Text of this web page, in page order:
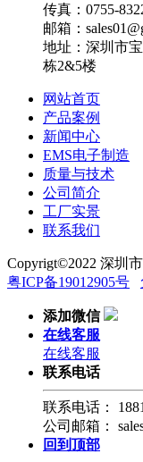
传真：0755-
邮箱：
地址：深圳市
栋2&5楼
网站首页
产品案例
新闻中心
EMS电子制造
质量与技术
公司简介
工厂实景
联系我们
Copyrigt©2022 深圳
粤ICP备19012905号
添加微信
在线客服
在线客服
联系电话
联系电话：
公司邮箱：
回到顶部